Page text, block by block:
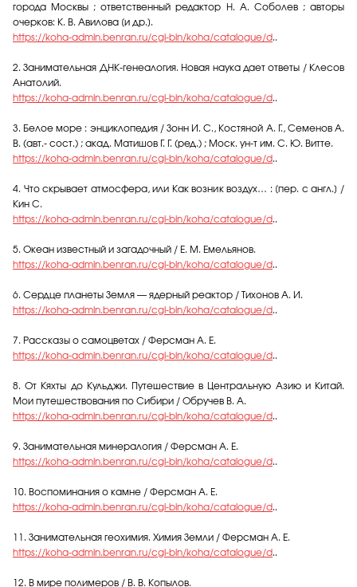
города Москвы ; ответственный редактор Н. А. Соболев ; авторы
очерков: К. В. Авилова [и др.].
https://koha-admin.benran.ru/cgi-bin/koha/catalogue/d..
2. Занимательная ДНК-генеалогия. Новая наука дает ответы / Клесов
Анатолий.
https://koha-admin.benran.ru/cgi-bin/koha/catalogue/d..
3. Белое море : энциклопедия / Зонн И. С., Костяной А. Г., Семенов А.
В. (авт.- сост.) ; акад. Матишов Г. Г. (ред.) ; Моск. ун-т им. С. Ю. Витте.
https://koha-admin.benran.ru/cgi-bin/koha/catalogue/d..
4. Что скрывает атмосфера, или Как возник воздух… : [пер. с англ.] /
Кин С.
https://koha-admin.benran.ru/cgi-bin/koha/catalogue/d..
5. Океан известный и загадочный / Е. М. Емельянов.
https://koha-admin.benran.ru/cgi-bin/koha/catalogue/d..
6. Сердце планеты Земля — ядерный реактор / Тихонов А. И.
https://koha-admin.benran.ru/cgi-bin/koha/catalogue/d..
7. Рассказы о самоцветах / Ферсман А. Е.
https://koha-admin.benran.ru/cgi-bin/koha/catalogue/d..
8. От Кяхты до Кульджи. Путешествие в Центральную Азию и Китай.
Мои путешествования по Сибири / Обручев В. А.
https://koha-admin.benran.ru/cgi-bin/koha/catalogue/d..
9. Занимательная минералогия / Ферсман А. Е.
https://koha-admin.benran.ru/cgi-bin/koha/catalogue/d..
10. Воспоминания о камне / Ферсман А. Е.
https://koha-admin.benran.ru/cgi-bin/koha/catalogue/d..
11. Занимательная геохимия. Химия Земли / Ферсман А. Е.
https://koha-admin.benran.ru/cgi-bin/koha/catalogue/d..
12. В мире полимеров / В. В. Копылов.